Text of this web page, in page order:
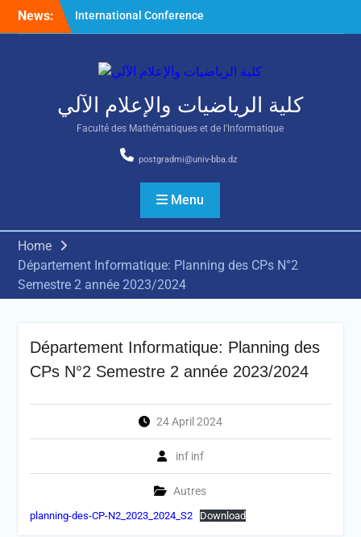
SkipNews:
International Conference
on Nonlinear Mathematical
كلية الرياضيات والإعلام الآلي
Faculté des Mathématiques et de l'Informatique
postgradmi@univ-bba.dz
Menu
Home
Département Informatique: Planning des CPs N°2
Semestre 2 année 2023/2024
Département Informatique: Planning des
CPs N°2 Semestre 2 année 2023/2024
24 April 2024
inf inf
Autres
planning-des-CP-N2_2023_2024_S2 Download